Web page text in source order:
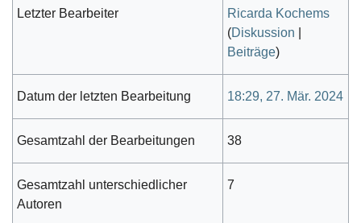
Letzter Bearbeiter
Ricarda Kochems
(Diskussion
Beiträge)
Datum der letzten Bearbeitung 18:29, 27. Mär. 2024
Gesamtzahl der Bearbeitungen 38
Gesamtzahl unterschiedlicher
Autoren
7